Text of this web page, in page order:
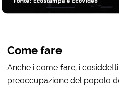
Come fare
Anche i come fare, i cosiddetti
preoccupazione del popolo